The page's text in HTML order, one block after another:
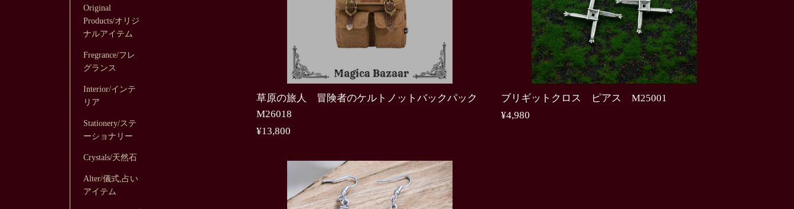
草原の旅人 冒険者のケルトノットバックパック
M26018
¥13,800
ブリギットクロス ピアス M25001
¥4,980
Original
Products/オリジ
ナルアイテム
Fregrance/フレ
グランス
Interior/インテ
リア
Stationery/ステ
ーショナリー
Crystals/天然石
Alter/儀式,占い
アイテム